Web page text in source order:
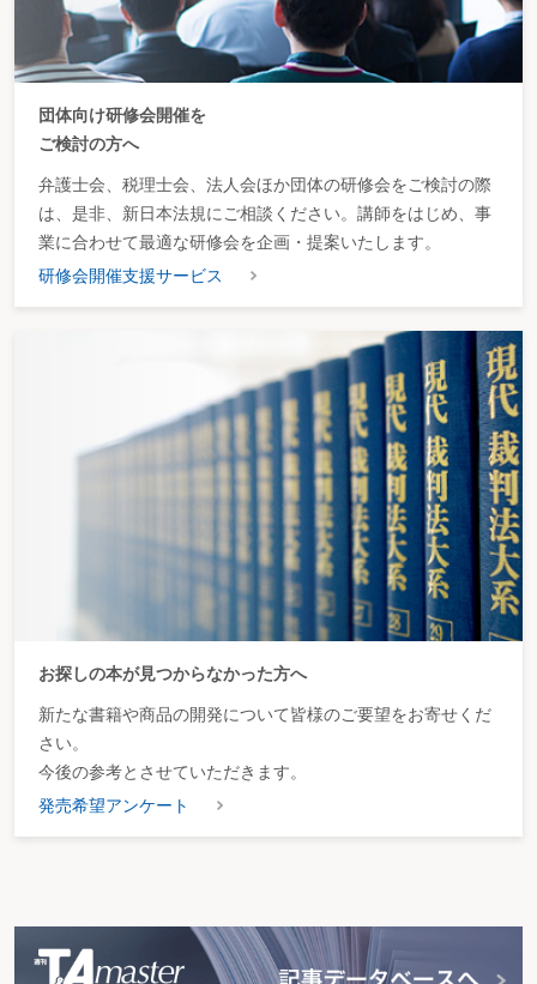
団体向け研修会開催を
ご検討の方へ
弁護士会、税理士会、法人会ほか団体の研修会をご検討の際
は、是非、新日本法規にご相談ください。講師をはじめ、事
業に合わせて最適な研修会を企画・提案いたします。
研修会開催支援サービス
お探しの本が見つからなかった方へ
新たな書籍や商品の開発について皆様のご要望をお寄せくだ
さい。
今後の参考とさせていただきます。
発売希望アンケート